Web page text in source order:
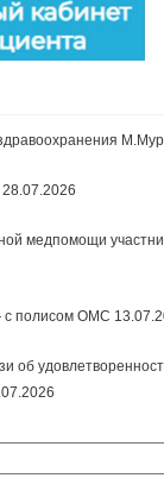
28.07.2026
медпомощи
с полисом ОМС
об